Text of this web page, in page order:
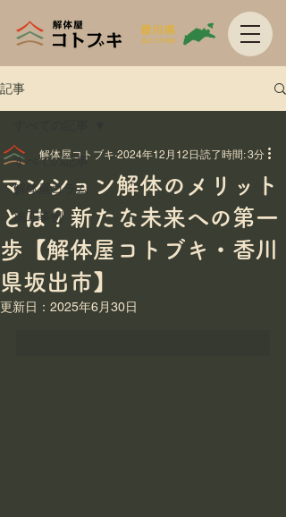
記事
すべての記事
解体屋コラム
施工事例
マンション解体のメリット
とは？新たな未来への第一
歩【解体屋コトブキ・香川
県坂出市】
解体屋コトブキ 2024年12月12日読了時間: 3分
更新日： 2025年6月30日